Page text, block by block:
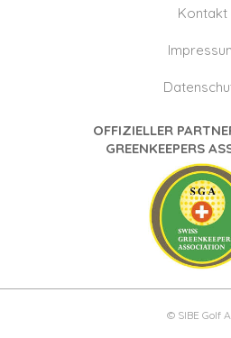
Kontakt
OFFIZIELLER
GREENKEEPERS
© SIBE Golf